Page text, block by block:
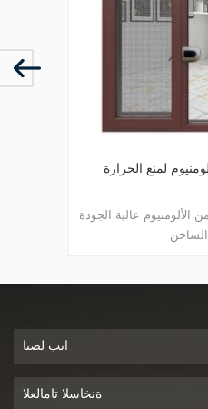
لمنع الحرارة
الألومنيوم عالية الجودة
انب لصتا
ةنخاسلا تامالعلا